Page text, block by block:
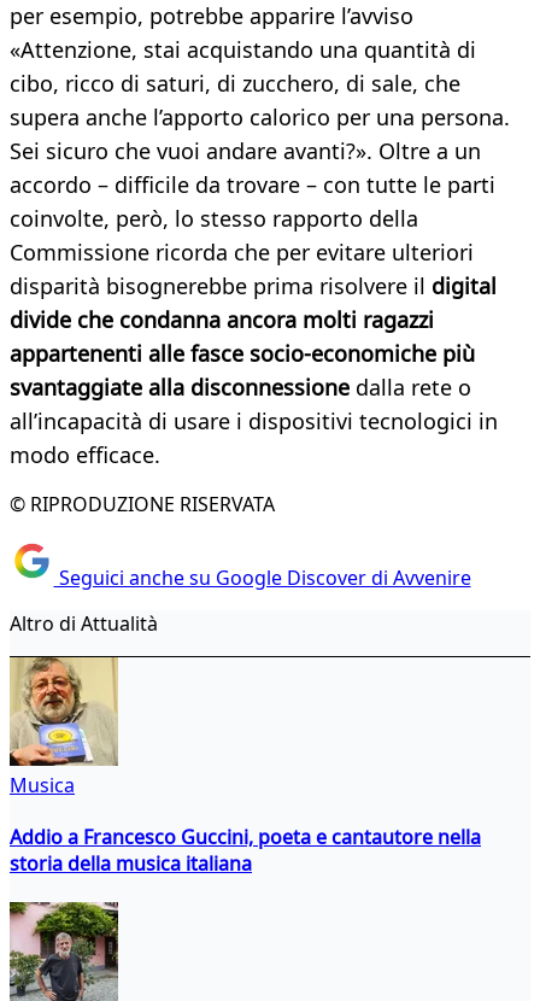
per esempio, potrebbe apparire l’avviso
«Attenzione, stai acquistando una quantità di
cibo, ricco di saturi, di zucchero, di sale, che
supera anche l’apporto calorico per una persona.
Sei sicuro che vuoi andare avanti?». Oltre a un
accordo – difficile da trovare – con tutte le parti
coinvolte, però, lo stesso rapporto della
Commissione ricorda che per evitare ulteriori
disparità bisognerebbe prima risolvere il digital
divide che condanna ancora molti ragazzi
appartenenti alle fasce socio-economiche più
svantaggiate alla disconnessione dalla rete o
all’incapacità di usare i dispositivi tecnologici in
modo efficace.
© RIPRODUZIONE RISERVATA
Seguici anche su Google Discover di Avvenire
Altro di Attualità
Musica
Addio a Francesco Guccini, poeta e cantautore nella
storia della musica italiana